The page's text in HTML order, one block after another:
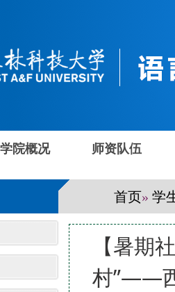
学院概况 师资队伍
首页» 学
【暑期
村”——